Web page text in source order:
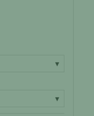
▾
▾